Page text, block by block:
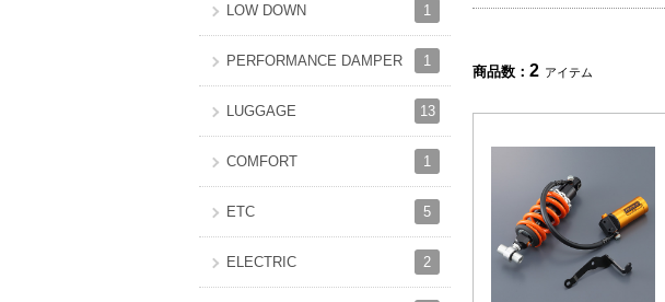
商品数：2 アイテム
LOW DOWN 1
PERFORMANCE DAMPER 1
LUGGAGE 13
COMFORT 1
ETC 5
ELECTRIC 2